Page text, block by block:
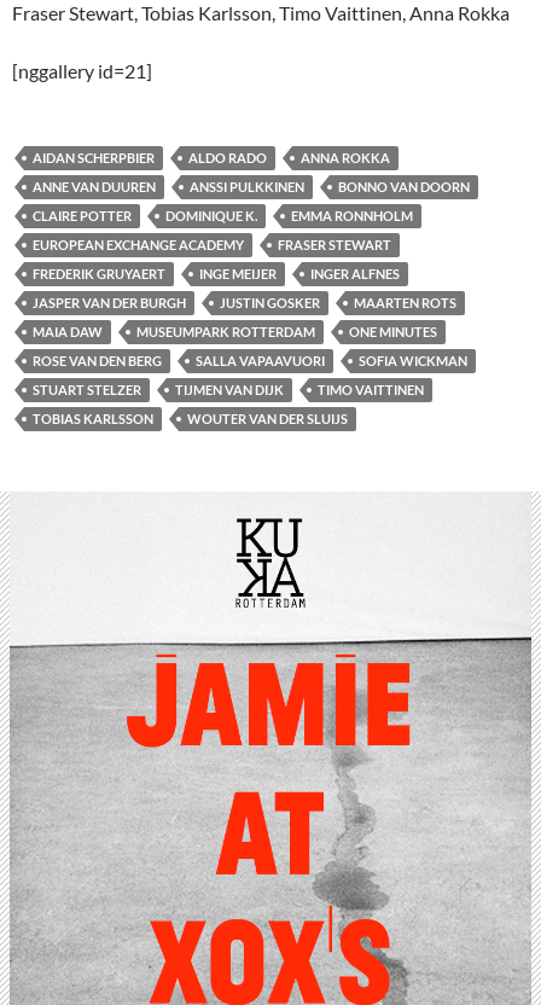
Fraser Stewart, Tobias Karlsson, Timo Vaittinen, Anna Rokka
[nggallery id=21]
AIDAN SCHERPBIER ALDO RADO
ANNA ROKKA
ANNE VAN DUUREN
ANSSI PULKKINEN
BONNO VAN DOORN
CLAIRE POTTER
DOMINIQUE K.
EMMA RONNHOLM
EUROPEAN EXCHANGE ACADEMY
FRASER STEWART
FREDERIK GRUYAERT
INGE MEIJER
INGER ALFNES
JASPER VAN DER BURGH
JUSTIN GOSKER
MAARTEN ROTS
MAIA DAW
MUSEUMPARK ROTTERDAM
ONE MINUTES
ROSE VAN DEN BERG
SALLA VAPAAVUORI
SOFIA WICKMAN
STUART STELZER
TIJMEN VAN DIJK
TIMO VAITTINEN
TOBIAS KARLSSON
WOUTER VAN DER SLUIJS